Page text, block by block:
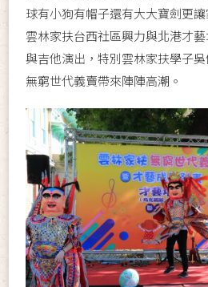
球有小狗有帽子還有大大寶劍更
雲林家扶台西社區興力與北港才
與吉他演出，特別雲林家扶學子
無窮世代義賣帶來陣陣高潮。